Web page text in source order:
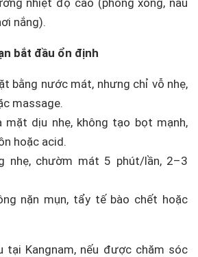
nhiệt độ cao (phòng xông, nấu
nắng).
bắt đầu ổn định
bằng nước mát, nhưng chỉ vỗ nhẹ,
massage.
mặt dịu nhẹ, không tạo bọt mạnh,
hoặc acid.
nhẹ, chườm mát 5 phút/lần, 2–3
nặn mụn, tẩy tế bào chết hoặc
tại Kangnam, nếu được chăm sóc